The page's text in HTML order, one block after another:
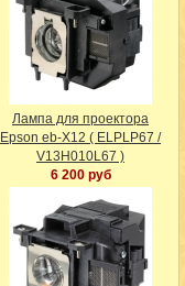
Лампа для проектора
Epson eb-X12 ( ELPLP67 /
V13H010L67 )
6 200 руб